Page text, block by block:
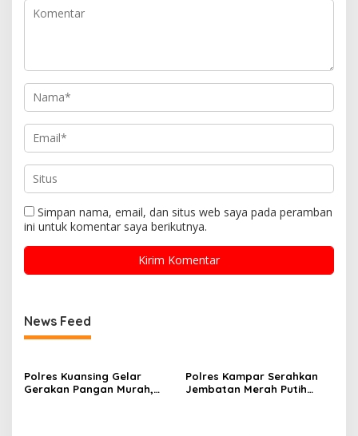
Simpan nama, email, dan situs web saya pada peramban
ini untuk komentar saya berikutnya.
News Feed
Polres Kuansing Gelar
Gerakan Pangan Murah,
Polres Kampar Serahkan
Jembatan Merah Putih